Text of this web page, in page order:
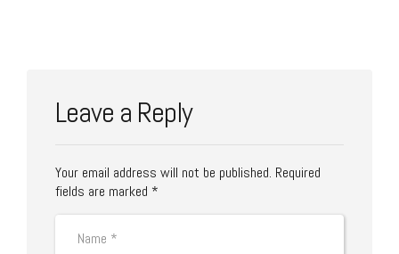
Leave a Reply
Your email address will not be published. Required
fields are marked *